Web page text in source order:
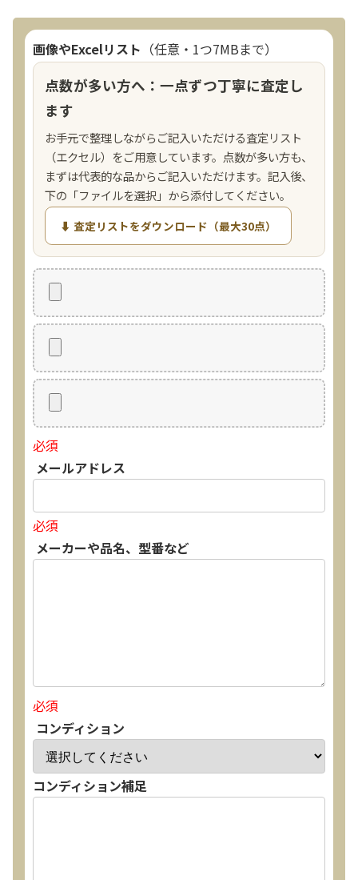
画像やExcelリスト （任意・1つ7MBまで）
点数が多い方へ：一点ずつ丁寧に査定し
ます
お手元で整理しながらご記入いただける査定リスト
（エクセル）をご用意しています。点数が多い方も、
まずは代表的な品からご記入いただけます。記入後、
下の「ファイルを選択」から添付してください。
⬇ 査定リストをダウンロード（最大30点）
必須
メールアドレス
必須
メーカーや品名、型番など
必須
コンディション
コンディション補足